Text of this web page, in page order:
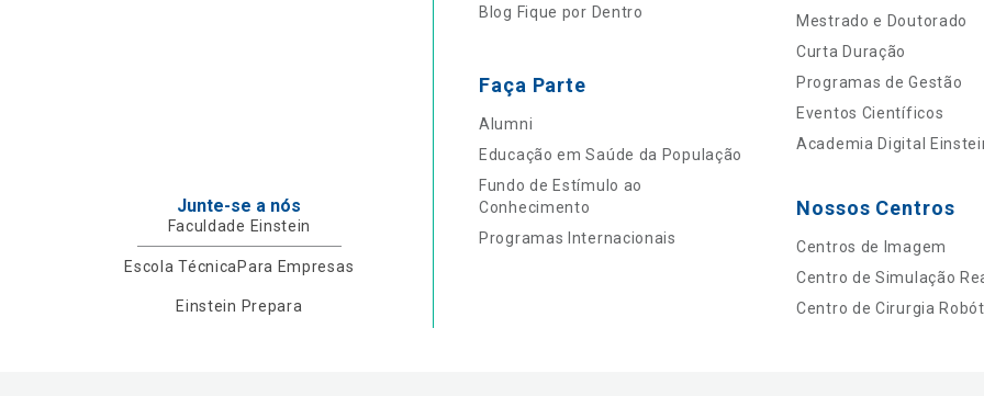
Junte-se a nós
Faculdade Einstein
Escola TécnicaPara Empresas
Einstein Prepara
Blog Fique por Dentro
Faça Parte
Alumni
Educação em Saúde da População
Fundo de Estímulo ao
Conhecimento
Programas Internacionais
Mestrado e Doutorado
Curta Duração
Programas de Gestão
Eventos Científicos
Academia Digital
Nossos Centros
Centros de Imagem
Centro de Simulação
Centro de Cirurgia